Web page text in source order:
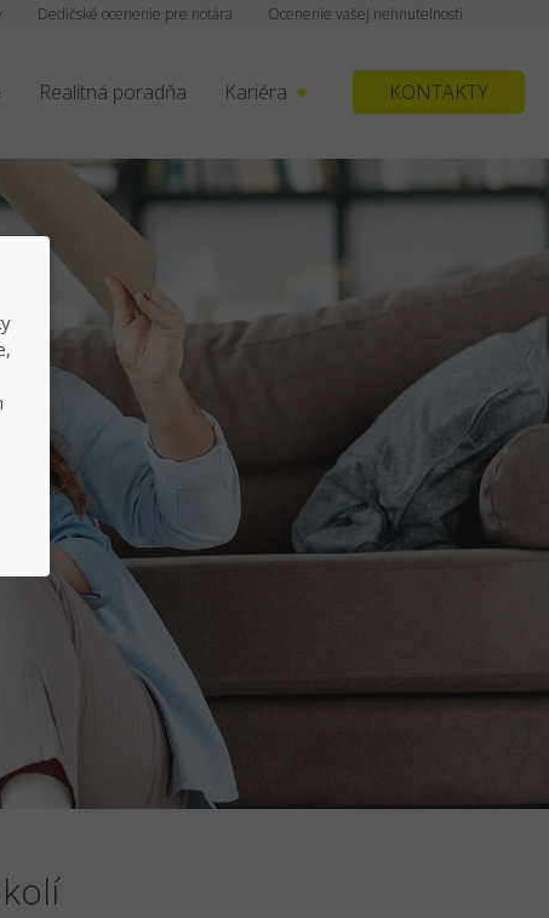
Ocenenie vašej nehnuteľnosti
Dedičské ocenenie pre notára
Realitná poradňa Kariéra KONTAKTY